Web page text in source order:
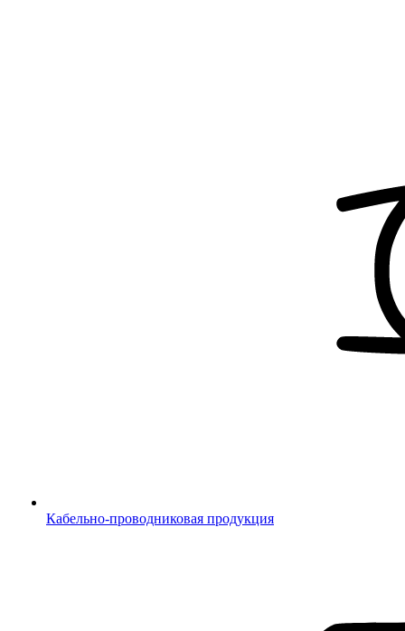
Кабельно-проводниковая продукция